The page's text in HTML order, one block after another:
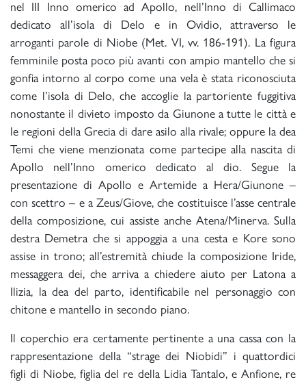
nel III Inno omerico ad Apollo, nell’Inno di Callimaco
dedicato all’isola di Delo e in Ovidio, attraverso le
arroganti parole di Niobe (Met. VI, vv. 186-191). La figura
femminile posta poco più avanti con ampio mantello che si
gonfia intorno al corpo come una vela è stata riconosciuta
come l’isola di Delo, che accoglie la partoriente fuggitiva
nonostante il divieto imposto da Giunone a tutte le città e
le regioni della Grecia di dare asilo alla rivale; oppure la dea
Temi che viene menzionata come partecipe alla nascita di
Apollo nell’Inno omerico dedicato al dio. Segue la
presentazione di Apollo e Artemide a Hera/Giunone –
con scettro – e a Zeus/Giove, che costituisce l’asse centrale
della composizione, cui assiste anche Atena/Minerva. Sulla
destra Demetra che si appoggia a una cesta e Kore sono
assise in trono; all’estremità chiude la composizione Iride,
messaggera dei, che arriva a chiedere aiuto per Latona a
Ilizia, la dea del parto, identificabile nel personaggio con
chitone e mantello in secondo piano.
Il coperchio era certamente pertinente a una cassa con la
rappresentazione della “strage dei Niobidi” i quattordici
figli di Niobe, figlia del re della Lidia Tantalo, e Anfione, re